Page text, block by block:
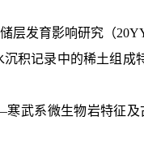
层发育影响研究（
记录中的稀土组成
武系微生物岩特征